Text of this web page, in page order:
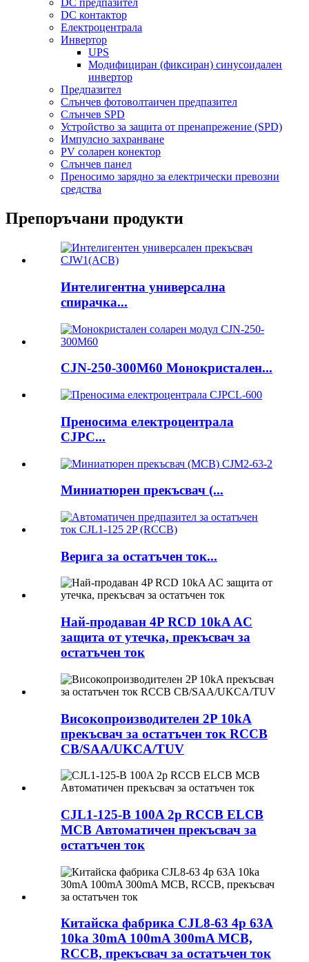
DC предпазител
DC контактор
Електроцентрала
Инвертор
UPS
Модифициран (фиксиран) синусоидален
инвертор
Предпазител
Слънчев фотоволтаичен предпазител
Слънчев SPD
Устройство за защита от пренапрежение (SPD)
Импулсно захранване
PV соларен конектор
Слънчев панел
Преносимо зарядно за електрически превозни
средства
Препоръчани продукти
Интелигентна универсална
спирачка...
CJN-250-300M60 Монокристален...
Преносима електроцентрала
CJPC...
Миниатюрен прекъсвач (...
Верига за остатъчен ток...
Най-продаван 4P RCD 10kA AC
защита от утечка, прекъсвач за
остатъчен ток
Високопроизводителен 2P 10kA
прекъсвач за остатъчен ток RCCB
CB/SAA/UKCA/TUV
CJL1-125-B 100A 2p RCCB ELCB
MCB Автоматичен прекъсвач за
остатъчен ток
Китайска фабрика CJL8-63 4p 63A
10ka 30mA 100mA 300mA MCB,
RCCB, прекъсвач за остатъчен ток